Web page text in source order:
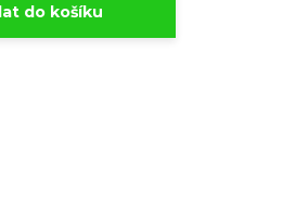
do košíku